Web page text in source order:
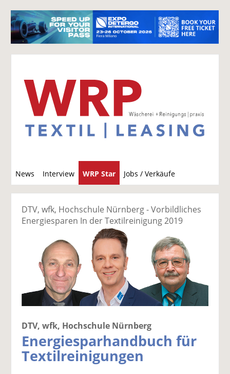
News Interview WRP Star Jobs / Verkäufe
u
c
DTV, wfk, Hochschule Nürnberg - Vorbildliches
Energiesparen In der Textilreinigung 2019
DTV, wfk, Hochschule Nürnberg
Energiesparhandbuch für
Textilreinigungen